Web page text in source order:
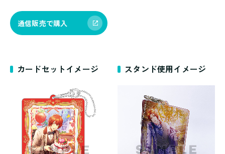
通信販売で購入
カードセットイメージ スタンド使用イメージ